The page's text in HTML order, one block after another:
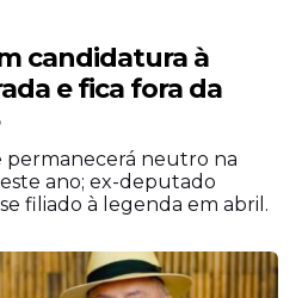
na internet,
e mantendo
mais
que
político local.
candidatura à
e fica fora da
neutro na
ano; ex-deputado
filiado à legenda em abril.